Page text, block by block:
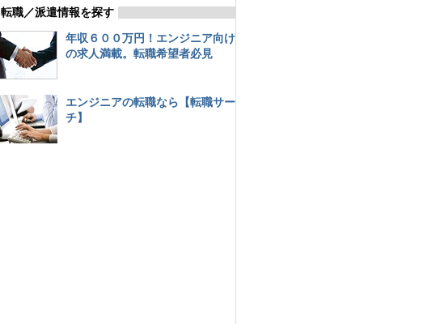
転職／派遣情報を探す
年収６００万円！エンジニア向け
の求人満載。転職希望者必見
エンジニアの転職なら【転職サー
チ】